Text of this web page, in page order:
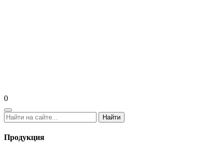
0
Найти
Продукция